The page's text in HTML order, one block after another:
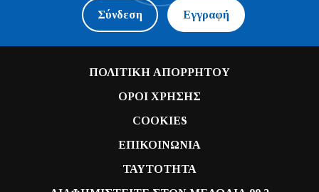
Σύνδεση Εγγραφή
ΠΟΛΙΤΙΚΗ ΑΠΟΡΡΗΤΟΥ
ΟΡΟΙ ΧΡΗΣΗΣ
COOKIES
ΕΠΙΚΟΙΝΩΝΙΑ
ΤΑΥΤΟΤΗΤΑ